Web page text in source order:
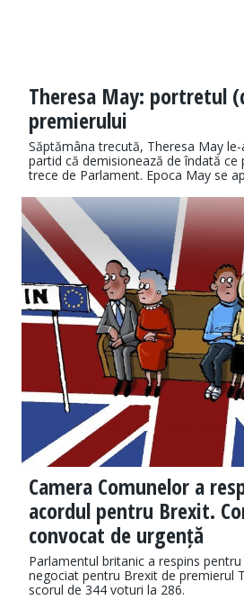
Theresa May: portretul
premierului
Săptămâna trecută, Theresa May
partid că demisionează de îndată ce
trece de Parlament. Epoca May se
Camera Comunelor a
acordul pentru Brexit.
convocat de urgență
Parlamentul britanic a respins
negociat pentru Brexit de premierul
scorul de 344 voturi la 286.